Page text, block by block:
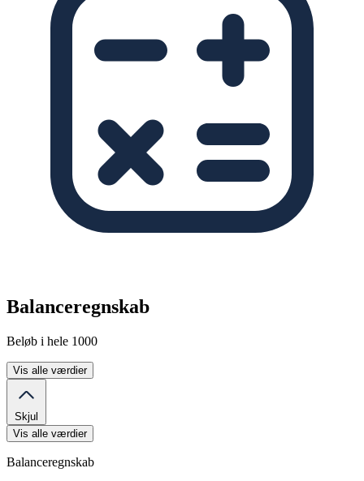
Balanceregnskab
Beløb i hele 1000
Vis alle værdier
Skjul
Vis alle værdier
Balanceregnskab